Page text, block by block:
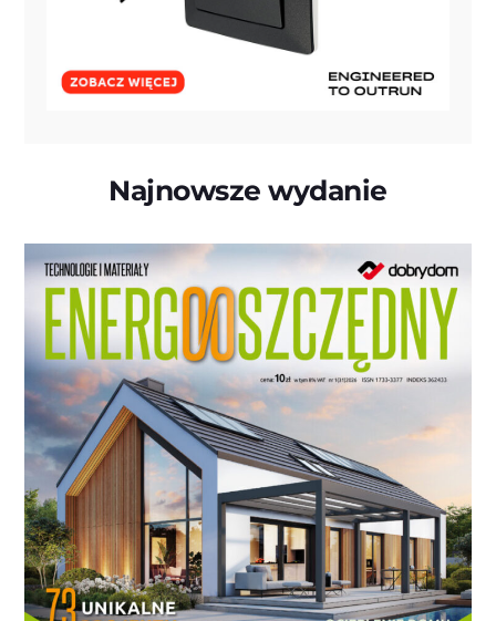
Najnowsze wydanie